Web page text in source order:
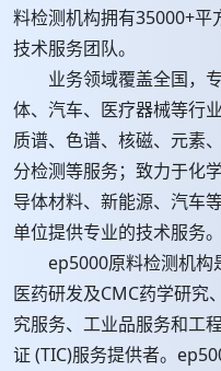
料检测机构拥有35000+平
技术服务团队。
业务领域覆盖全国，
体、汽车、医疗器械等行
质谱、色谱、核磁、元素
分检测等服务；致力于化
导体材料、新能源、汽车
单位提供专业的技术服务。
ep5000原料检测机构
医药研发及CMC药学研究
究服务、工业品服务和工
证 (TIC)服务提供者。